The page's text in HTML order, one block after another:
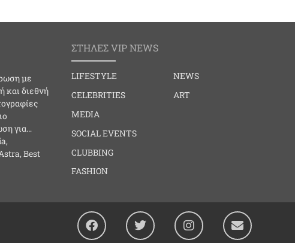
με
και διεθνή
για…
Best
ΣΤΗΛΕΣ VIP NEWS
LIFESTYLE
CELEBRITIES
MEDIA
SOCIAL EVENTS
CLUBBING
FASHION
NEWS
ART